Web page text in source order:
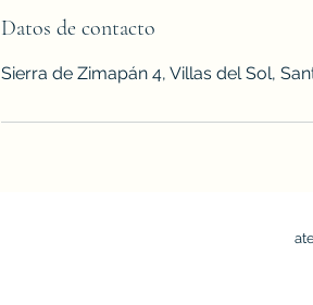
Datos de contacto
Sierra de Zimapán 4, Villas del Sol,